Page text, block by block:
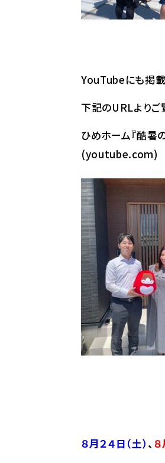
YouTubeにも掲載
下記のURLより
ひめホーム『酷暑
(youtube.com)
８月２４日（土） 、